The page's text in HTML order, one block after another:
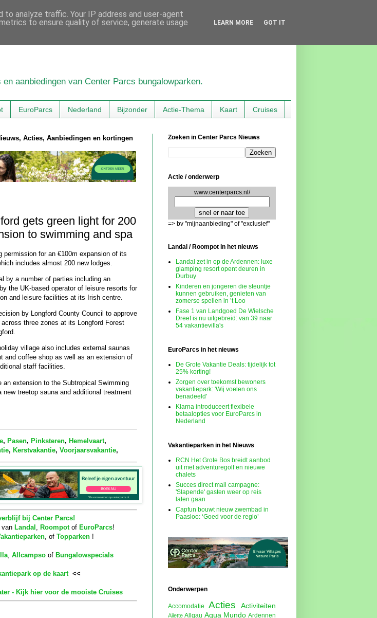
aanbiedingen van Center Parcs bungalowparken.
EuroParcs Nederland Bijzonder Actie-Thema Kaart Cruises
Acties, Aanbiedingen en kortingen
gets green light for 200
to swimming and spa
permission for an €100m expansion of its
includes almost 200 new lodges.
by a number of parties including an
the UK-based operator of leisure resorts for
and leisure facilities at its Irish centre.
by Longford County Council to approve
three zones at its Longford Forest
village also includes external saunas
and coffee shop as well as an extension of
staff facilities.
extension to the Subtropical Swimming
treetop sauna and additional treatment
, Pasen, Pinksteren, Hemelvaart,
, Kerstvakantie, Voorjaarsvakantie,
bij Center Parcs!
van Landal , Roompotof EuroParcs!
, of Topparken !
, Allcampsoof Bungalowspecials
op de kaart<<
- Kijk hier voor de mooiste Cruises
Zoeken in Center Parcs Nieuws
Actie / onderwerp
www.centerparcs.nl/
=> bv "mijnaanbieding" of "exclusief"
Landal / Roompot in het nieuws
Landal zet in op de Ardennen: luxe
glamping resort opent deuren in
Durbuy
Kinderen en jongeren die steuntje
kunnen gebruiken, genieten van
zomerse spellen in ’t Loo
Fase 1 van Landgoed De Wielsche
Dreef is nu uitgebreid: van 39 naar
54 vakantievilla's
EuroParcs in het nieuws
De Grote Vakantie Deals: tijdelijk tot
25% korting!
Zorgen over toekomst bewoners
vakantiepark: 'Wij voelen ons
benadeeld'
Klarna introduceert flexibele
betaalopties voor EuroParcs in
Nederland
Vakantieparken in het Nieuws
RCN Het Grote Bos breidt aanbod
uit met adventuregolf en nieuwe
chalets
Succes direct mail campagne:
'Slapende' gasten weer op reis
laten gaan
Capfun bouwt nieuw zwembad in
Paasloo: ‘Goed voor de regio’
Onderwerpen
Accomodatie Acties Activiteiten
Ailette Allgau Aqua Mundo Ardennen
analyze traffic. Your IP address and user-agent
to ensure quality of service, generate usage
LEARN MORE GOT IT